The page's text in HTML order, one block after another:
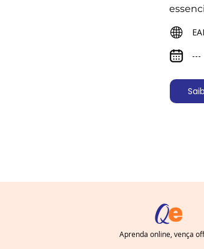
---
Aprenda online, vença